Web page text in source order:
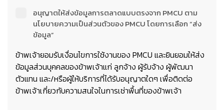
อนุญาตให้ส่งข้อมูลการตลาดแบบตรงจาก PMCU ตาม
นโยบายความเป็นส่วนตัวของ PMCU โดยการเลือก “ส่ง
ข้อมูล”
ข้าพเจ้ายอมรับเงื่อนไขการใช้งานของ PMCU และยินยอมให้ส่ง
ข้อมูลส่วนบุคคลของข้าพเจ้าแก่ ลูกจ้าง ผู้รับจ้าง ผู้พัฒนา
ตัวแทน และ/หรือผู้ให้บริการที่ได้รับอนุญาตใดๆ เพื่อติดต่อ
ข้าพเจ้าเกี่ยวกับความสนใจในการเช่าพื้นที่ของข้าพเจ้า